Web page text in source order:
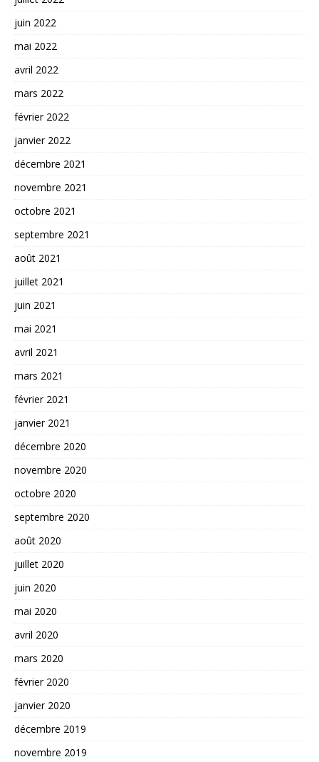
juin 2022
mai 2022
avril 2022
mars 2022
février 2022
janvier 2022
décembre 2021
novembre 2021
octobre 2021
septembre 2021
août 2021
juillet 2021
juin 2021
mai 2021
avril 2021
mars 2021
février 2021
janvier 2021
décembre 2020
novembre 2020
octobre 2020
septembre 2020
août 2020
juillet 2020
juin 2020
mai 2020
avril 2020
mars 2020
février 2020
janvier 2020
décembre 2019
novembre 2019